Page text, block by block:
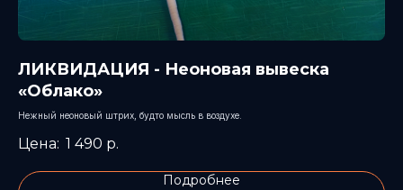
ЛИКВИДАЦИЯ - Неоновая вывеска
«Облако»
Нежный неоновый штрих, будто мысль в воздухе.
1 490 р.
Подробнее